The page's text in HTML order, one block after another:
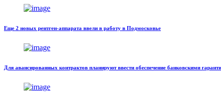
Еще 2 новых рентген-аппарата ввели в работу в Подмосковье
Для авансированных контрактов планируют ввести обеспечение банковскими